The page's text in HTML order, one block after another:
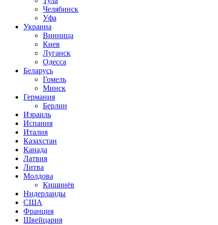
Челябинск
Уфа
Украина
Винница
Киев
Луганск
Одесса
Беларусь
Гомель
Минск
Германия
Берлин
Израиль
Испания
Италия
Казахстан
Канада
Латвия
Литва
Молдова
Кишинёв
Нидерланды
США
Франция
Швейцария